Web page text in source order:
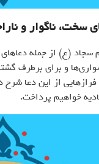
سخت، ناگوار و
سجاد (ع) از جمله
و برای برطرف
از این دعا
خواهیم پرداخت.